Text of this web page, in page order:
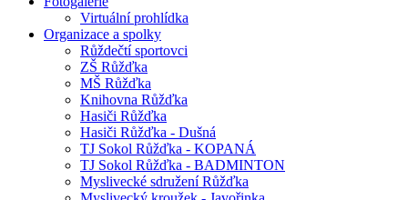
Virtuální prohlídka
Organizace a spolky
Růždečtí sportovci
ZŠ Růžďka
MŠ Růžďka
Knihovna Růžďka
Hasiči Růžďka
Hasiči Růžďka - Dušná
TJ Sokol Růžďka - KOPANÁ
TJ Sokol Růžďka - BADMINTON
Myslivecké sdružení Růžďka